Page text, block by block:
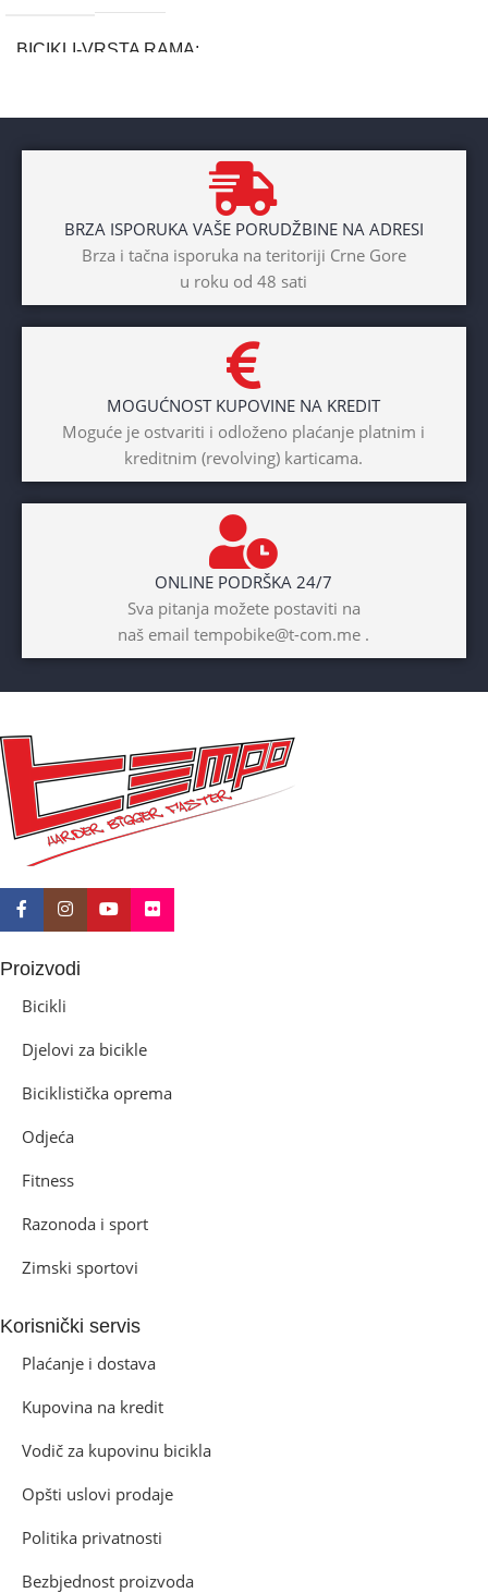
BICIKLI-VRSTA RAMA
Unisex
BICIKLI-TIP RAMA
Prednji amotrizer
BICIKLI-KOČNICE
Disk mehanički
BRZA ISPORUKA VAŠE PORUDŽBINE NA ADRESI
Brza i tačna isporuka na teritoriji Crne Gore
u roku od 48 sati
MOGUĆNOST KUPOVINE NA KREDIT
Moguće je ostvariti i odloženo plaćanje platnim i
kreditnim (revolving) karticama.
ONLINE PODRŠKA 24/7
Sva pitanja možete postaviti na
naš email tempobike@t-com.me .
Proizvodi
Bicikli
Djelovi za bicikle
Biciklistička oprema
Odjeća
Fitness
Razonoda i sport
Zimski sportovi
Korisnički servis
Plaćanje i dostava
Kupovina na kredit
Vodič za kupovinu bicikla
Opšti uslovi prodaje
Politika privatnosti
Bezbjednost proizvoda